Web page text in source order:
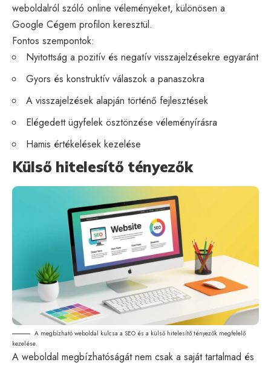
weboldalról szóló online véleményeket, különösen a
Google Cégem profilon keresztül.
Fontos szempontok:
Nyitottság a pozitív és negatív visszajelzésekre egyaránt
Gyors és konstruktív válaszok a panaszokra
A visszajelzések alapján történő fejlesztések
Elégedett ügyfelek ösztönzése véleményírásra
Hamis értékelések kezelése
Külső hitelesítő tényezők
A megbízható weboldal kulcsa a SEO és a külső hitelesítő tényezők megfelelő
kezelése.
A weboldal megbízhatóságát nem csak a saját tartalmad és